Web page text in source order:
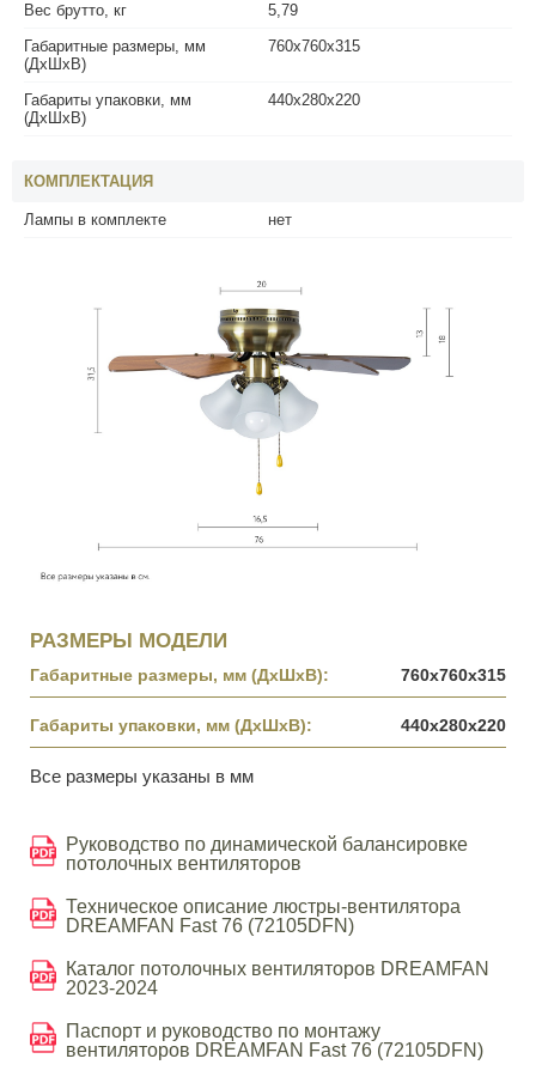
Вес брутто, кг
5,79
Габаритные размеры, мм
(ДхШхВ)
760х760х315
Габариты упаковки, мм
(ДхШхВ)
440х280х220
КОМПЛЕКТАЦИЯ
Лампы в комплекте нет
РАЗМЕРЫ МОДЕЛИ
Габаритные размеры, мм (ДхШхВ): 760х760х315
Габариты упаковки, мм (ДхШхВ): 440х280х220
Все размеры указаны в мм
Руководство по динамической балансировке
потолочных вентиляторов
Техническое описание люстры-вентилятора
DREAMFAN Fast 76 (72105DFN)
Каталог потолочных вентиляторов DREAMFAN
2023-2024
Паспорт и руководство по монтажу
вентиляторов DREAMFAN Fast 76 (72105DFN)